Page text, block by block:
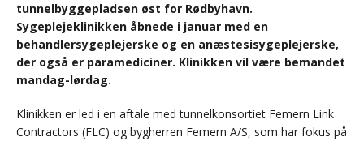
tunnelbyggepladsen øst for Rødbyhavn.
Sygeplejeklinikken åbnede i januar med en
behandlersygeplejerske og en anæstesisygeplejerske,
der også er paramediciner. Klinikken vil være bemandet
mandag-lørdag.
Klinikken er led i en aftale med tunnelkonsortiet Femern Link
Contractors (FLC) og bygherren Femern A/S, som har fokus på